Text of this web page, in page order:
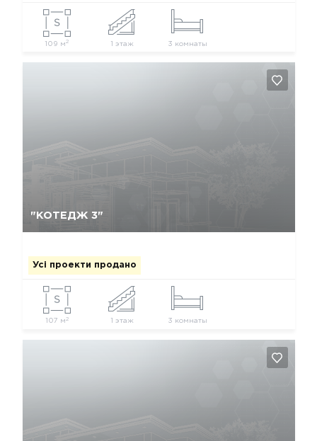
109 м 2 1 этаж 3 комнаты
"КОТЕДЖ 3"
Усі проекти продано
107 м 2 1 этаж 3 комнаты